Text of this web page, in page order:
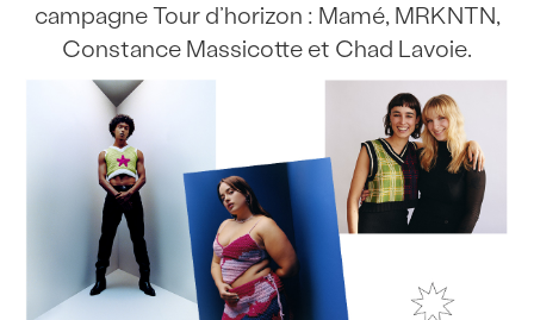
campagne Tour d’horizon : Mamé, MRKNTN,
Constance Massicotte et Chad Lavoie.